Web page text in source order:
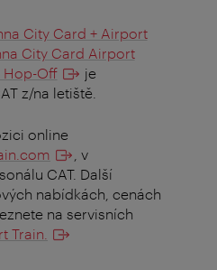
City Card + Airport
City Card Airport
Hop-Off
je
z/na letiště.
online
, v
CAT. Další
nabídkách, cenách
na servisních
Train.